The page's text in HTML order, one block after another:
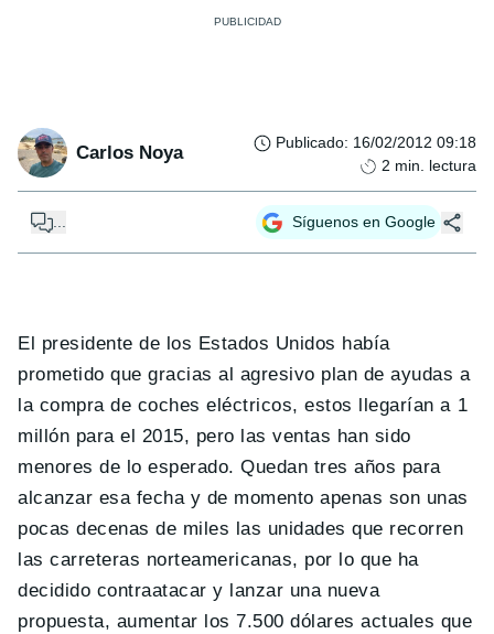
Carlos Noya Publicado: 16/02/2012 09:18
2 min. lectura
... Síguenos en Google
El presidente de los Estados Unidos había
prometido que gracias al agresivo plan de ayudas a
la compra de coches eléctricos, estos llegarían a 1
millón para el 2015, pero las ventas han sido
menores de lo esperado. Quedan tres años para
alcanzar esa fecha y de momento apenas son unas
pocas decenas de miles las unidades que recorren
las carreteras norteamericanas, por lo que ha
decidido contraatacar y lanzar una nueva
propuesta, aumentar los 7.500 dólares actuales que